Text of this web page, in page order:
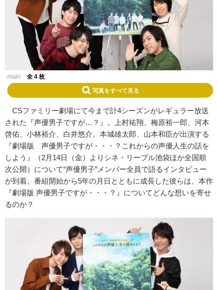
main 全 4 枚
写真をすべて見る
CSファミリー劇場にて今まで計4シーズンがレギュラー放送
された『声優男子ですが… ？』。上村祐翔、梅原裕一郎、河本
啓佑、小林裕介、白井悠介、本城雄太郎、山本和臣が出演する
『劇場版 声優男子ですが・・・？これからの声優人生の話を
しよう』（2月 14日（金）よりシネ・リーブル池袋ほか全国順
次公開）について“声優男子” メンバー全員で語るインタビュー
が到着。番組開始から5年の月日とともに成長した彼らは、本作
『劇場版 声優男子ですが・・・？』についてどんな想いを寄せ
るのか？